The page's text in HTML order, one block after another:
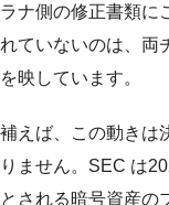
ナ側の修正書類に
れていないのは、両
映しています。
えば、この動きは
ません。SEC は
される暗号資産の